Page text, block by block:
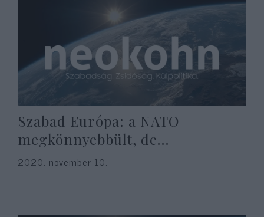
Szabad Európa: a NATO
megkönnyebbült, de…
2020. november 10.